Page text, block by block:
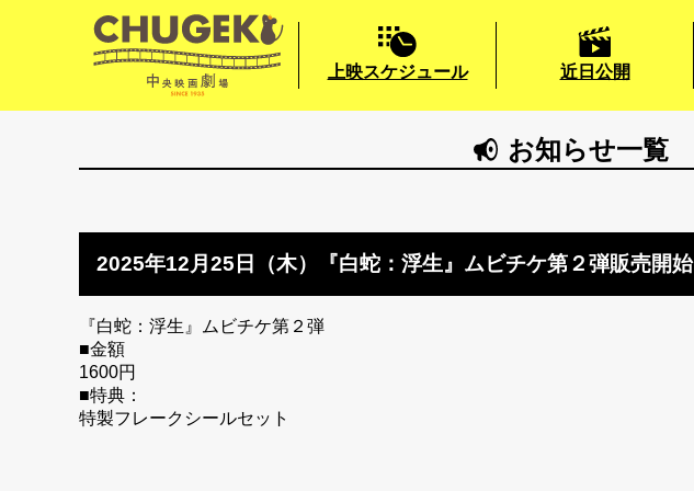
上映スケジュール 近日公開
お知らせ一覧
2025年12月25日（木）『白蛇：浮生』ムビチケ第２弾販売開始
『白蛇：浮生』ムビチケ第２弾
■金額
1600円
■特典：
特製フレークシールセット